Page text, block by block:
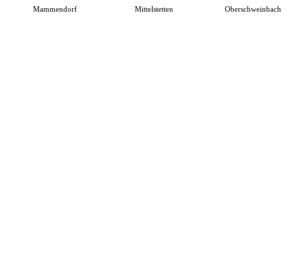
Mammendorf Mittelstetten Oberschweinbach